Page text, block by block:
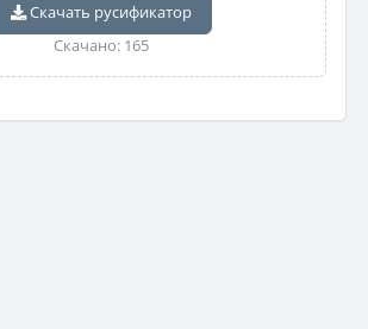
Скачать русификатор
Скачано: 165